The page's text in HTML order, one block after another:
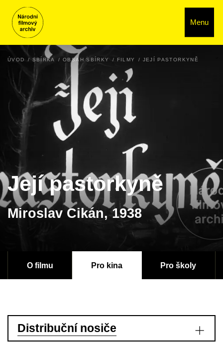
Menu
ÚVOD SBÍRKA OBSAH SBÍRKY FILMY JEJÍ PASTORKYNĚ
Její pastorkyně
Miroslav Cikán, 1938
O filmu Pro kina Pro školy
Distribuční nosiče